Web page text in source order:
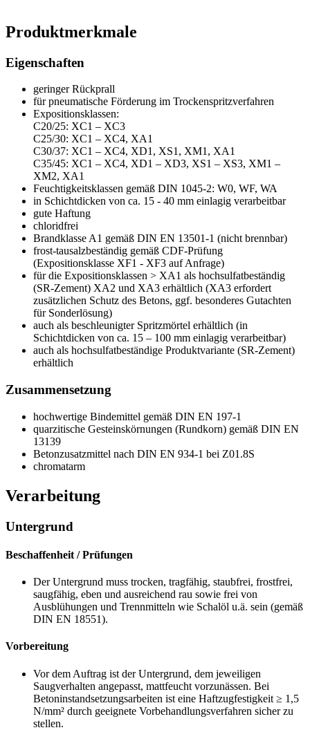
Produktmerkmale
Eigenschaften
geringer Rückprall
für pneumatische Förderung im Trockenspritzverfahren
Expositionsklassen:
C20/25: XC1 – XC3
C25/30: XC1 – XC4, XA1
C30/37: XC1 – XC4, XD1, XS1, XM1, XA1
C35/45: XC1 – XC4, XD1 – XD3, XS1 – XS3, XM1 –
XM2, XA1
Feuchtigkeitsklassen gemäß DIN 1045-2: W0, WF, WA
in Schichtdicken von ca. 15 - 40 mm einlagig verarbeitbar
gute Haftung
chloridfrei
Brandklasse A1 gemäß DIN EN 13501-1 (nicht brennbar)
frost-tausalzbeständig gemäß CDF-Prüfung
(Expositionsklasse XF1 - XF3 auf Anfrage)
für die Expositionsklassen > XA1 als hochsulfatbeständig
(SR-Zement) XA2 und XA3 erhältlich (XA3 erfordert
zusätzlichen Schutz des Betons, ggf. besonderes Gutachten
für Sonderlösung)
auch als beschleunigter Spritzmörtel erhältlich (in
Schichtdicken von ca. 15 – 100 mm einlagig verarbeitbar)
auch als hochsulfatbeständige Produktvariante (SR-Zement)
erhältlich
Zusammensetzung
hochwertige Bindemittel gemäß DIN EN 197-1
quarzitische Gesteinskörnungen (Rundkorn) gemäß DIN EN
13139
Betonzusatzmittel nach DIN EN 934-1 bei Z01.8S
chromatarm
Verarbeitung
Untergrund
Beschaffenheit / Prüfungen
Der Untergrund muss trocken, tragfähig, staubfrei, frostfrei,
saugfähig, eben und ausreichend rau sowie frei von
Ausblühungen und Trennmitteln wie Schalöl u.ä. sein (gemäß
DIN EN 18551).
Vorbereitung
Vor dem Auftrag ist der Untergrund, dem jeweiligen
Saugverhalten angepasst, mattfeucht vorzunässen. Bei
Betoninstandsetzungsarbeiten ist eine Haftzugfestigkeit ≥ 1,5
N/mm² durch geeignete Vorbehandlungsverfahren sicher zu
stellen.